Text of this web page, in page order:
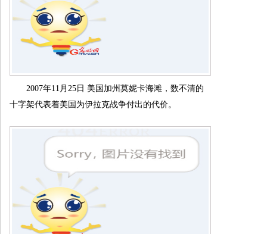
2007年11月25日 美国加州莫妮卡海滩，数不清的
十字架代表着美国为伊拉克战争付出的代价。